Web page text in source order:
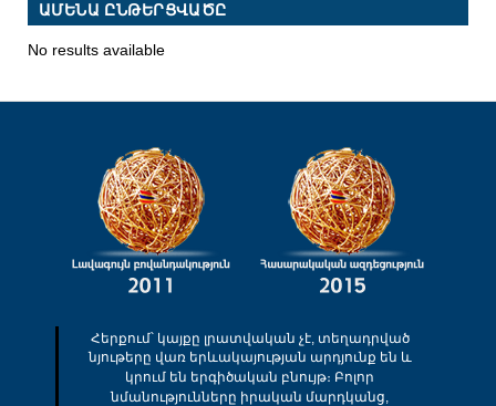
ԱՄԵՆԱ ԸՆԹԵՐՑՎԱԾԸ
No results available
Հերքում՝ կայքը լրատվական չէ, տեղադրված
նյութերը վառ երևակայության արդյունք են և
կրում են երգիծական բնույթ։ Բոլոր
նմանությունները իրական մարդկանց,